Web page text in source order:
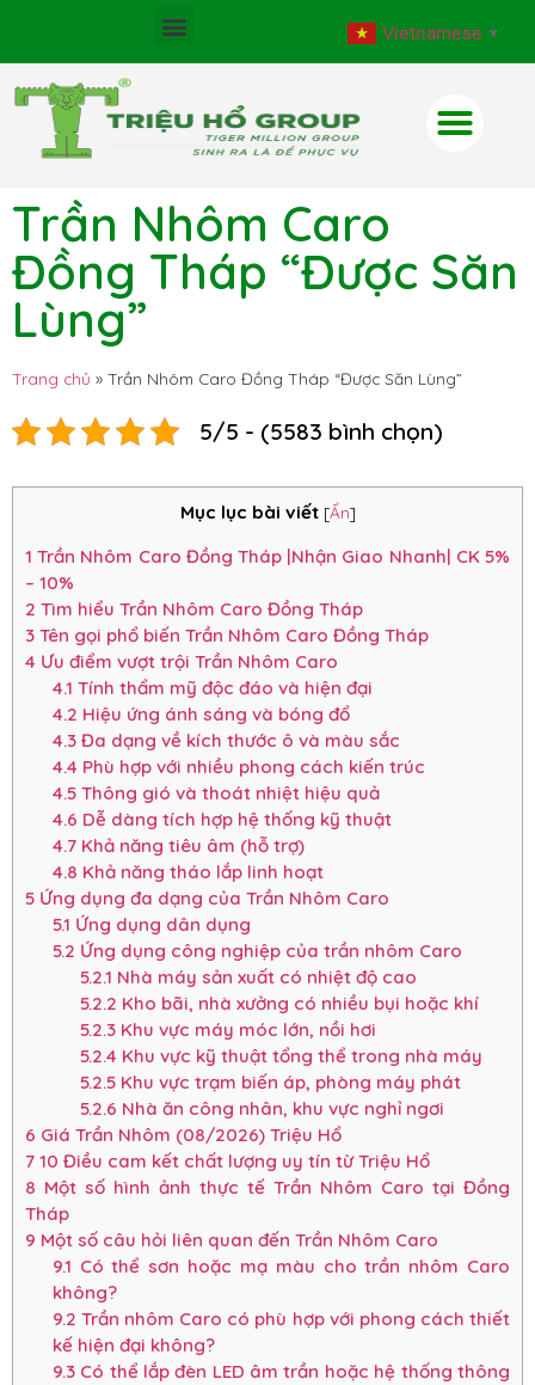
Vietnamese ▼
Trần Nhôm Caro
Đồng Tháp “Được Săn
Lùng”
Trang chủ » Trần Nhôm Caro Đồng Tháp “Được Săn Lùng”
5/5 - (5583 bình chọn)
Mục lục bài viết [Ẩn]
1 Trần Nhôm Caro Đồng Tháp |Nhận Giao Nhanh| CK 5%
– 10%
2 Tìm hiểu Trần Nhôm Caro Đồng Tháp
3 Tên gọi phổ biến Trần Nhôm Caro Đồng Tháp
4 Ưu điểm vượt trội Trần Nhôm Caro
4.1 Tính thẩm mỹ độc đáo và hiện đại
4.2 Hiệu ứng ánh sáng và bóng đổ
4.3Đa dạng về kích thước ô và màu sắc
4.4 Phù hợp với nhiều phong cách kiến trúc
4.5Thông gió và thoát nhiệt hiệu quả
4.6 Dễ dàng tích hợp hệ thống kỹ thuật
4.7Khả năng tiêu âm (hỗ trợ)
4.8 Khả năng tháo lắp linh hoạt
5 Ứng dụng đa dạng của Trần Nhôm Caro
5.1 Ứng dụng dân dụng
5.2 Ứng dụng công nghiệp của trần nhôm Caro
5.2.1 Nhà máy sản xuất có nhiệt độ cao
5.2.2 Kho bãi, nhà xưởng có nhiều bụi hoặc khí
5.2.3Khu vực máy móc lớn, nồi hơi
5.2.4 Khu vực kỹ thuật tổng thể trong nhà máy
5.2.5Khu vực trạm biến áp, phòng máy phát
5.2.6 Nhà ăn công nhân, khu vực nghỉ ngơi
6 Giá Trần Nhôm (08/2026) Triệu Hổ
7 10 Điều cam kết chất lượng uy tín từ Triệu Hổ
8 Một số hình ảnh thực tế Trần Nhôm Caro tại Đồng
Tháp
9 Một số câu hỏi liên quan đến Trần Nhôm Caro
9.1 Có thể sơn hoặc mạ màu cho trần nhôm Caro
không?
9.2 Trần nhôm Caro có phù hợp với phong cách thiết
kế hiện đại không?
9.3Có thể lắp đèn LED âm trần hoặc hệ thống thông